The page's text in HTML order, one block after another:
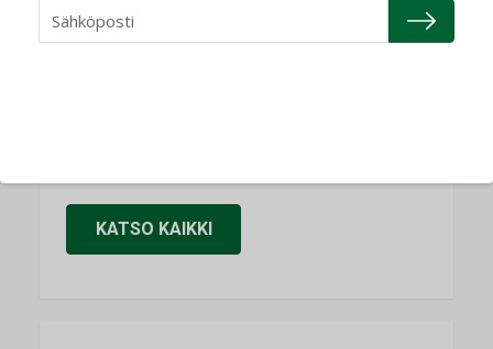
NIMITYKSET
KATSO KAIKKI